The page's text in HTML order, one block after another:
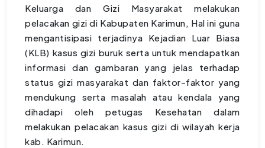
Keluarga dan Gizi Masyarakat melakukan
pelacakan gizi di Kabupaten Karimun, Hal ini guna
mengantisipasi terjadinya Kejadian Luar Biasa
(KLB) kasus gizi buruk serta untuk mendapatkan
informasi dan gambaran yang jelas terhadap
status gizi masyarakat dan faktor-faktor yang
mendukung serta masalah atau kendala yang
dihadapi oleh petugas Kesehatan dalam
melakukan pelacakan kasus gizi di wilayah kerja
kab. Karimun.